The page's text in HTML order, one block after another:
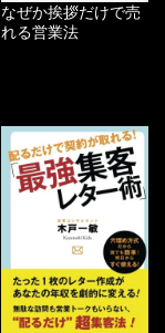
なぜか挨拶だけで売
れる営業法